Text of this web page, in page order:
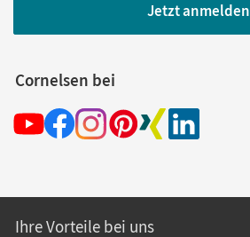
Jetzt anmelden
Cornelsen bei
Ihre Vorteile bei uns